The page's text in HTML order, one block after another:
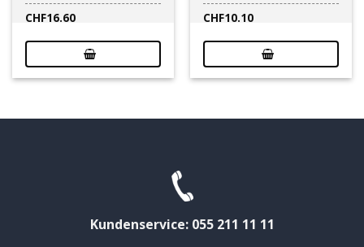
CHF16.60
CHF10.10
Kundenservice: 055 211 11 11